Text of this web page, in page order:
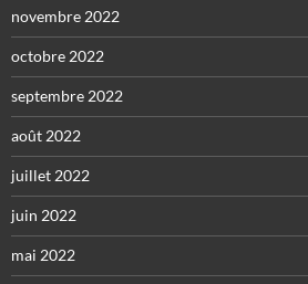
novembre 2022
octobre 2022
septembre 2022
août 2022
juillet 2022
juin 2022
mai 2022